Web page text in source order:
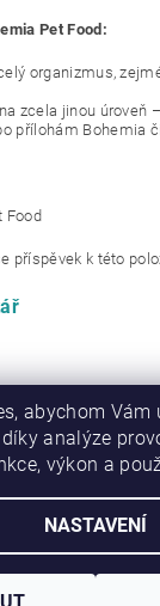
Pet Food:
organizmus,
zcela jinou úroveň
přílohám Bohemia
Food
příspěvek k této
Zboží.cz
© bibishop, všechna práva
abychom
analýze
výkon a
NASTAVENÍ